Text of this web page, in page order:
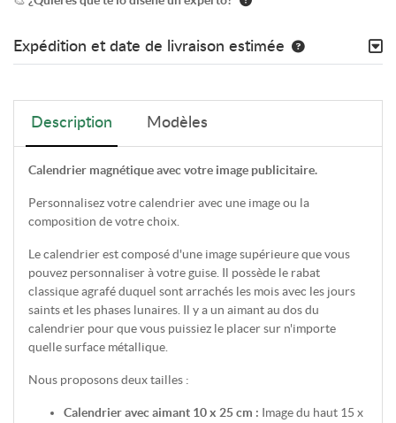
Expédition et date de livraison estimée
Description Modèles
Calendrier magnétique avec votre image publicitaire.
Personnalisez votre calendrier avec une image ou la
composition de votre choix.
Le calendrier est composé d'une image supérieure que vous
pouvez personnaliser à votre guise. Il possède le rabat
classique agrafé duquel sont arrachés les mois avec les jours
saints et les phases lunaires. Il y a un aimant au dos du
calendrier pour que vous puissiez le placer sur n'importe
quelle surface métallique.
Nous proposons deux tailles :
Calendrier avec aimant 10 x 25 cm : Image du haut 15 x